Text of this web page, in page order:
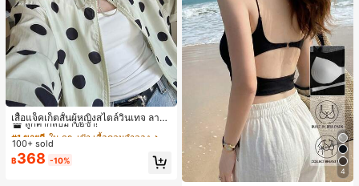
เสื้อแจ็คเก็ตสั้นผู้หญิงสไตล์วินเทจ ลายจุ
ดขนาดใหญ่ คอตั้ง เอวเข้ารูป แขนพอง
ทรงหลวม แฟชั่นอเนกประสงค์ สำหรับใ
ส่ประจำวันและไปเที่ยวพักผ่อน
#1 ขายดี
ใน กระเป๋า เสื้อคลุมลำลอง
ลูกค้ากลับมาซื้อซ้ำ!
#1 ขายดี ใน กระเป๋า เสื้อคลุมลำลอง
ลูกค้ากลับมาซื้อซ้ำ!
#1 ขายดี ใน กระเป๋า เสื้อคลุมลำลอง
ลูกค้ากลับมาซื้อซ้ำ!
#1 ขายดี ใน กระเป๋า เสื้อคลุมลำลอง
100+ sold
฿368 -10%
4